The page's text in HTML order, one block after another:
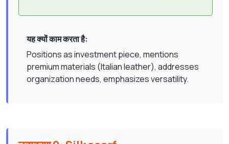
यह क्यों काम करता है:
Positions as investment piece, mentions
premium materials (Italian leather), addresses
organization needs, emphasizes versatility.